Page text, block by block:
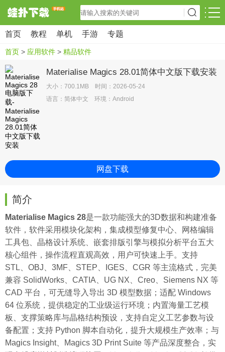
首页 教程 单机 手游 专题
首页 > 应用软件 > 精品软件
Materialise Magics 28.01简体中文版下载安装
大小：700.1MB 时间：2026-05-24
语言：简体中文 环境：Android
网盘下载
简介
Materialise Magics 28是一款功能强大的3D数据和构建准备
软件，软件采用模块化架构，集成模型修复中心、网格编辑
工具包、晶格设计系统、嵌套排版引擎与模拟分析平台五大
核心组件，操作流程直观高效，用户可快速上手。支持
STL、OBJ、3MF、STEP、IGES、CGR 等主流格式，完美
兼容 SolidWorks、CATIA、UG NX、Creo、Siemens NX 等
CAD 平台，可无缝导入导出 3D 模型数据；适配 Windows
64 位系统，提供稳定的工业级运行环境；内置海量工艺模
板、支撑策略库与晶格结构预设，支持自定义工艺参数与设
备配置；支持 Python 脚本自动化，提升大规模生产效率；与
Magics Insight、Magics 3D Print Suite 等产品深度整合，实